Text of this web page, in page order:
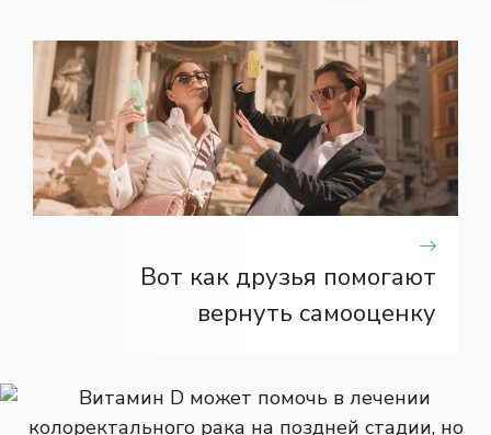
Вот как друзья помогают
вернуть самооценку